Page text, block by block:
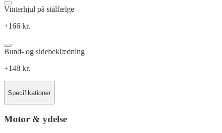
Vinterhjul på stålfælge
+166 kr.
Bund- og sidebeklædning
+148 kr.
Specifikationer
Motor & ydelse